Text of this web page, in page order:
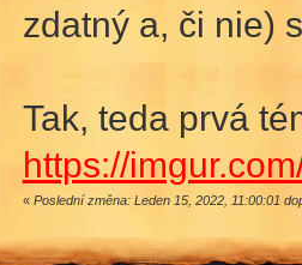
zdatný a, či nie)
Tak, teda prvá
https://
« Poslední změna: Leden 15, 2022, 11:00:01